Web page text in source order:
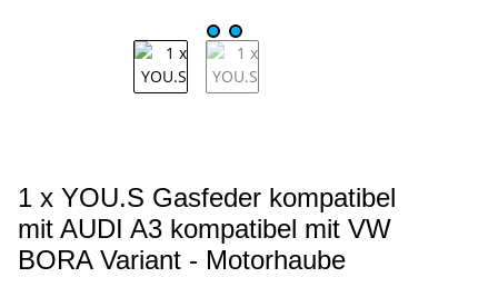
1 x YOU.S Gasfeder kompatibel
mit AUDI A3 kompatibel mit VW
BORA Variant - Motorhaube